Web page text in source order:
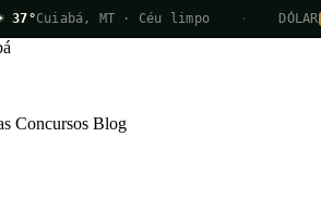
Cuiabá, MT · Céu limpo DÓLAR
Concursos Blog